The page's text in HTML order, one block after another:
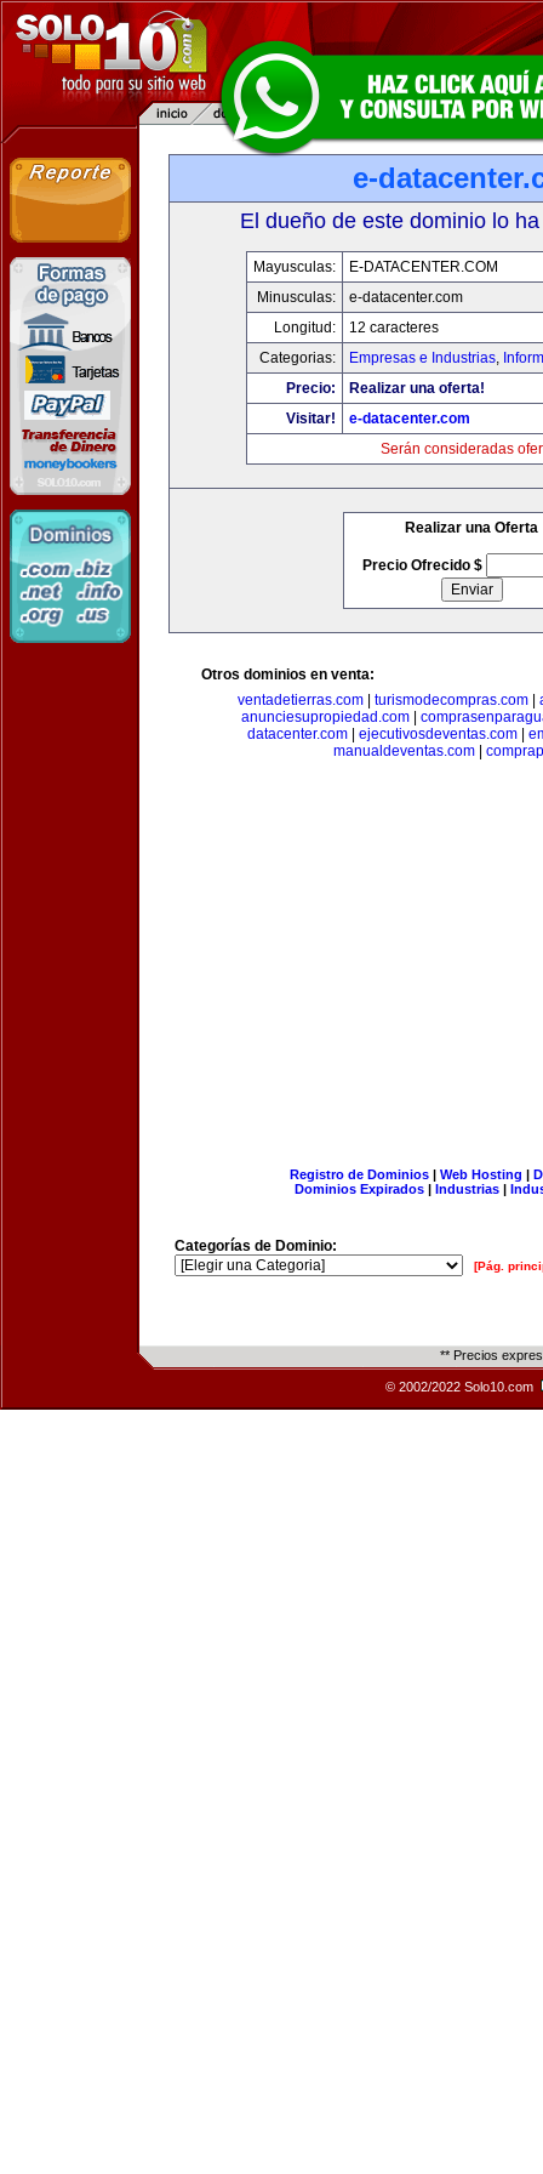
e-
El dueño de este dominio lo
Mayusculas:
E-DATACENTER.COM
Minusculas:
e-datacenter.com
Longitud:
12 caracteres
Categorias:
Empresas e Industrias,
Precio:
Realizar una oferta!
Visitar!
e-datacenter.com
Serán consideradas
Realizar una Oferta
Precio Ofrecido $
Otros dominios en venta:
ventadetierras.com
turismodecompras.com
anunciesupropiedad.com|
datacenter.com
ejecutivosdeventas.com
manualdeventas.com|
Registro de Dominios| Web Hosting |
Dominios Expirados | Industrias |
Categorías de Dominio:
[Pág.
** Precios
© 2002/2022 Solo10.com